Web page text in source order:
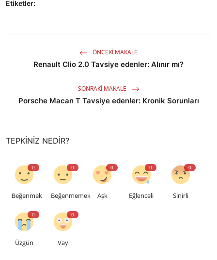
Etiketler:
ÖNCEKI MAKALE
Renault Clio 2.0 Tavsiye edenler: Alınır mı?
SONRAKI MAKALE
Porsche Macan T Tavsiye edenler: Kronik Sorunları
TEPKINIZ NEDIR?
0
Beğenmek
0
Beğenmemek
0
Aşk
0
Eğlenceli
0
Sinirli
0
Üzgün
0
Vay